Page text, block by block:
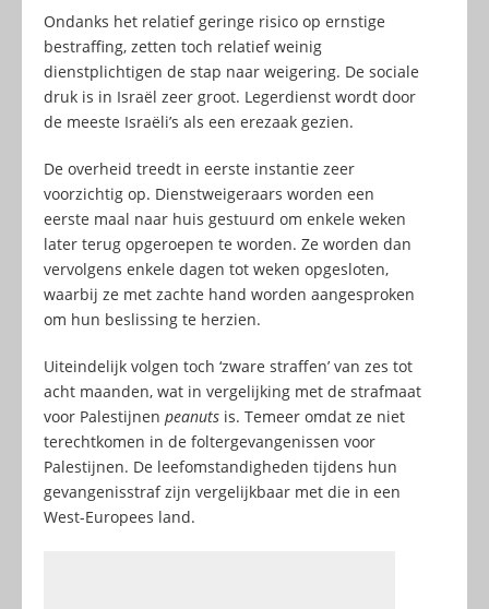
Ondanks het relatief geringe risico op ernstige
bestraffing, zetten toch relatief weinig
dienstplichtigen de stap naar weigering. De sociale
druk is in Israël zeer groot. Legerdienst wordt door
de meeste Israëli’s als een erezaak gezien.
De overheid treedt in eerste instantie zeer
voorzichtig op. Dienstweigeraars worden een
eerste maal naar huis gestuurd om enkele weken
later terug opgeroepen te worden. Ze worden dan
vervolgens enkele dagen tot weken opgesloten,
waarbij ze met zachte hand worden aangesproken
om hun beslissing te herzien.
Uiteindelijk volgen toch ‘zware straffen’ van zes tot
acht maanden, wat in vergelijking met de strafmaat
voor Palestijnen peanuts is. Temeer omdat ze niet
terechtkomen in de foltergevangenissen voor
Palestijnen. De leefomstandigheden tijdens hun
gevangenisstraf zijn vergelijkbaar met die in een
West-Europees land.